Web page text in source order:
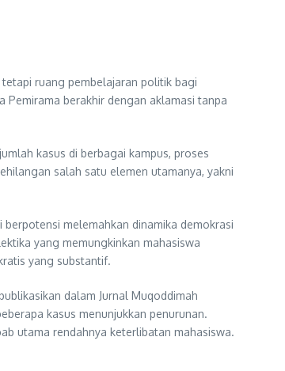
ruang pembelajaran politik bagi
berakhir dengan aklamasi tanpa
kasus di berbagai kampus, proses
salah satu elemen utamanya, yakni
berpotensi melemahkan dinamika demokrasi
yang memungkinkan mahasiswa
yang substantif.
dalam Jurnal Muqoddimah
kasus menunjukkan penurunan.
utama rendahnya keterlibatan mahasiswa.